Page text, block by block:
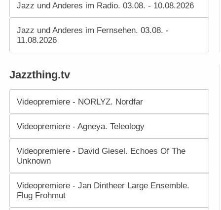
Jazz und Anderes im Radio. 03.08. - 10.08.2026
Jazz und Anderes im Fernsehen. 03.08. -
11.08.2026
Jazzthing.tv
Videopremiere - NORLYZ. Nordfar
Videopremiere - Agneya. Teleology
Videopremiere - David Giesel. Echoes Of The
Unknown
Videopremiere - Jan Dintheer Large Ensemble.
Flug Frohmut